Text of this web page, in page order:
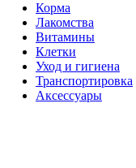
Корма
Лакомства
Витамины
Клетки
Уход и гигиена
Транспортировка
Аксессуары